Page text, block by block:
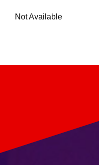
Not Available